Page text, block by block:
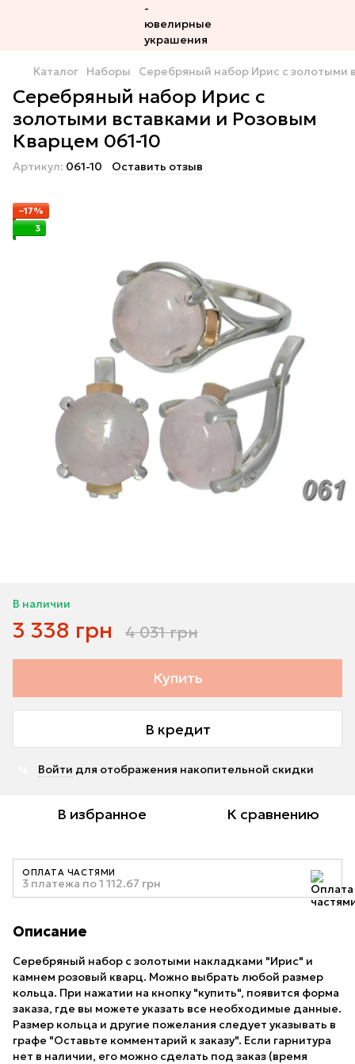
Каталог Наборы Серебряный набор Ирис с золотыми
Серебряный набор Ирис с
золотыми вставками и Розовым
Кварцем 061-10
Артикул: 061-10 Оставить отзыв
−17%
3
В наличии
3 338 грн 4 031 грн
Купить
В кредит
Войти для отображения накопительной скидки
В избранное К сравнению
ОПЛАТА ЧАСТЯМИ
3 платежа по 1 112.67 грн
Описание
Серебряный набор с золотыми накладками "Ирис" и
камнем розовый кварц. Можно выбрать любой размер
кольца. При нажатии на кнопку "купить", появится форма
заказа, где вы можете указать все необходимые данные.
Размер кольца и другие пожелания следует указывать в
графе "Оставьте комментарий к заказу". Если гарнитура
нет в наличии, его можно сделать под заказ (время